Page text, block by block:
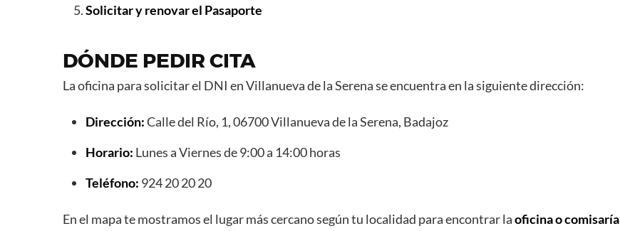
Solicitar y renovar el Pasaporte
DÓNDE PEDIR CITA
La oficina para solicitar el DNI en Villanueva de la Serena se encuentra en la siguiente dirección:
Dirección:Calle del Río, 1, 06700 Villanueva de la Serena, Badajoz
Horario: Lunes a Viernes de 9:00 a 14:00 horas
Teléfono: 924 20 20 20
En el mapa te mostramos el lugar más cercano según tu localidad para encontrar laoficina o comisaría